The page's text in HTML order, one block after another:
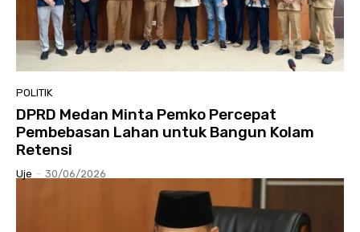
POLITIK
DPRD Medan Minta Pemko Percepat
Pembebasan Lahan untuk Bangun Kolam
Retensi
Uje - 30/06/2026